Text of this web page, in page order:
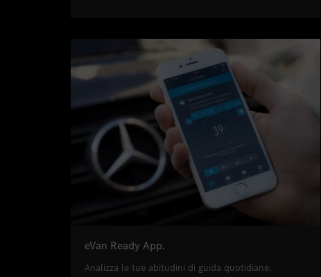
eVan Ready App.
Analizza le tue abitudini di guida quotidiane.